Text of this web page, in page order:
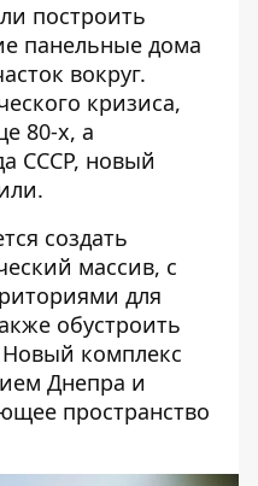
построить
панельные дома
вокруг.
кризиса,
80-х, а
СССР, новый
создать
массив, с
для
обустроить
комплекс
Днепра и
пространство